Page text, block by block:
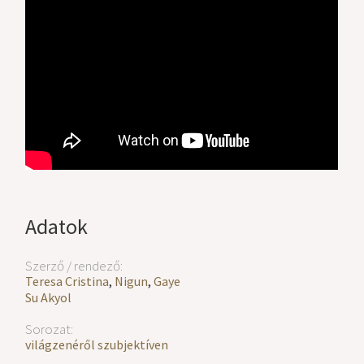
Adatok
Szerző / rendező:
Teresa Cristina, Nigun,Gaye
Su Akyol
Sorozat:
világzenéről szubjektíven